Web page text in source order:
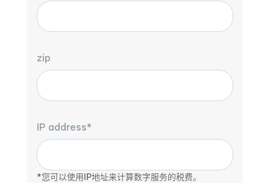
zip
IP address*
*您可以使用IP地址来计算数字服务的税费。